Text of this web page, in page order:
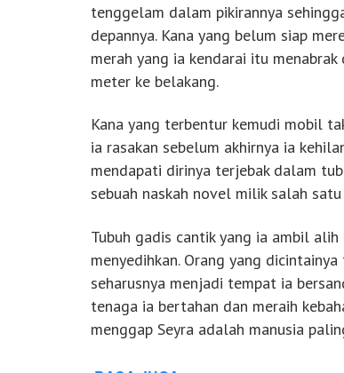
tenggelam dalam pikirannya
depannya. Kana yang belum siap
merah yang ia kendarai itu
meter ke belakang.
Kana yang terbentur kemudi mobil
ia rasakan sebelum akhirnya ia
mendapati dirinya terjebak dalam
sebuah naskah novel milik salah
Tubuh gadis cantik yang ia ambil
menyedihkan. Orang yang
seharusnya menjadi tempat ia
tenaga ia bertahan dan meraih
menggap Seyra adalah manusia